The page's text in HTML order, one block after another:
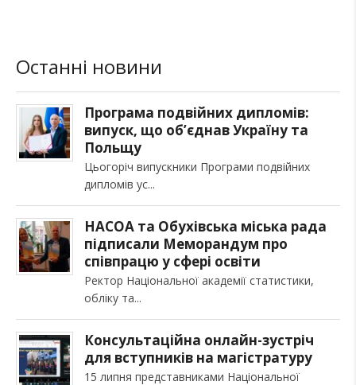
Останні новини
Програма подвійних дипломів:
випуск, що об’єднав Україну та
Польщу
Цьогоріч випускники Програми подвійних
дипломів ус
НАСОА та Обухівська міська рада
підписали Меморандум про
співпрацю у сфері освіти
Ректор Національної академії статистики,
обліку та
Консультаційна онлайн-зустріч
для вступників на магістратуру
15 липня представниками Національної